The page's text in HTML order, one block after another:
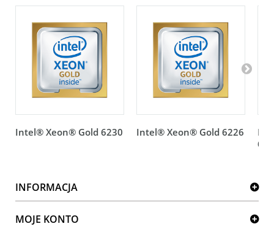
Intel® Xeon® Gold 6230 Intel® Xeon® Gold 6226
INFORMACJA
MOJE KONTO